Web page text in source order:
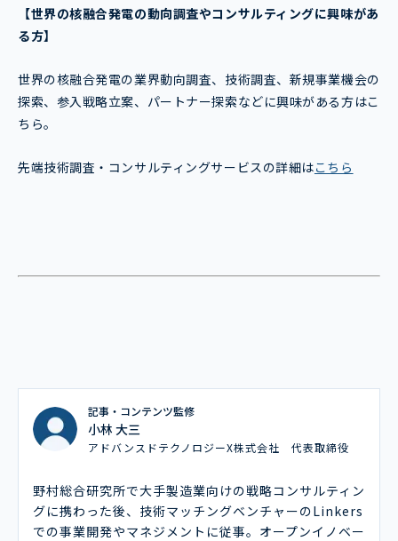
【世界の核融合発電の動向調査やコンサルティングに興味があ
る方】
世界の核融合発電の業界動向調査、技術調査、新規事業機会の
探索、参入戦略立案、パートナー探索などに興味がある方はこ
ちら。
先端技術調査・コンサルティングサービスの詳細はこちら
記事・コンテンツ監修
小林 大三
アドバンスドテクノロジーX株式会社 代表取締役
野村総合研究所で大手製造業向けの戦略コンサルティン
グに携わった後、技術マッチングベンチャーのLinkers
での事業開発やマネジメントに従事。オープンイノベー